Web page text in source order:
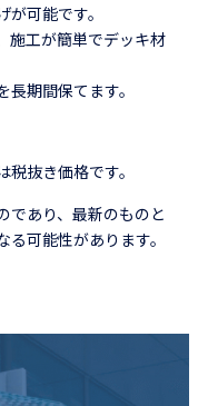
可能です。
施工が簡単でデッキ材
期間保てます。
抜き価格です。
あり、最新のものと
可能性があります。